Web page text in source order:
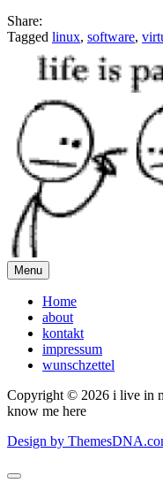
Share:
Tagged linux, software,
Menu
Home
about
kontakt
impressum
wunschzettel
Copyright © 2026 i live in
know me here
Design by